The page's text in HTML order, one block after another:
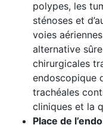
polypes, les
sténoses et
voies
alternative
chirurgicales
endoscopique
trachéales
cliniques et la
Place de